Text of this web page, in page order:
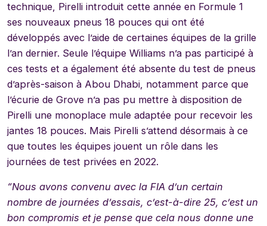
technique, Pirelli introduit cette année en Formule 1
ses nouveaux pneus 18 pouces qui ont été
développés avec l’aide de certaines équipes de la grille
l’an dernier. Seule l’équipe Williams n’a pas participé à
ces tests et a également été absente du test de pneus
d’après-saison à Abou Dhabi, notamment parce que
l’écurie de Grove n’a pas pu mettre à disposition de
Pirelli une monoplace mule adaptée pour recevoir les
jantes 18 pouces. Mais Pirelli s’attend désormais à ce
que toutes les équipes jouent un rôle dans les
journées de test privées en 2022.
“Nous avons convenu avec la FIA d’un certain
nombre de journées d’essais, c’est-à-dire 25, c’est un
bon compromis et je pense que cela nous donne une